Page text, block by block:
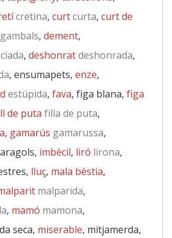
cretina, curtcurta, curt de
, dement,
, deshonratdeshonrada,
, ensumapets, enze,
estúpida, fava, figa blana, figa
de puta filla de puta,
, gamarús gamarussa,
imbècil, liró lirona,
lluç, mala bèstia,
malparida,
, mamó mamona,
seca, miserable, mitjamerda,